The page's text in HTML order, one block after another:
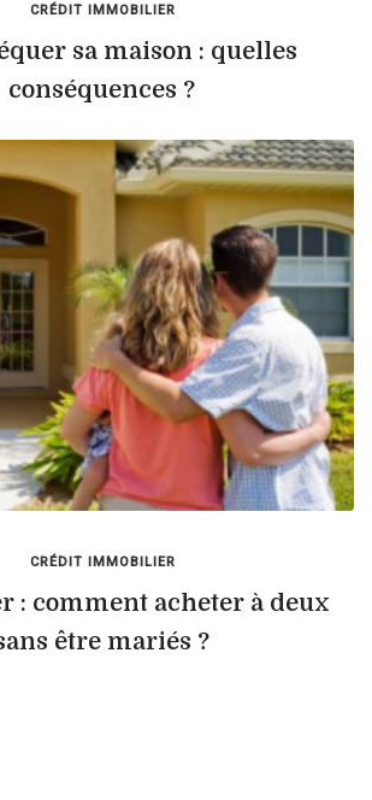
CRÉDIT IMMOBILIER
sa maison : quelles
conséquences ?
CRÉDIT IMMOBILIER
: comment acheter à deux
être mariés ?